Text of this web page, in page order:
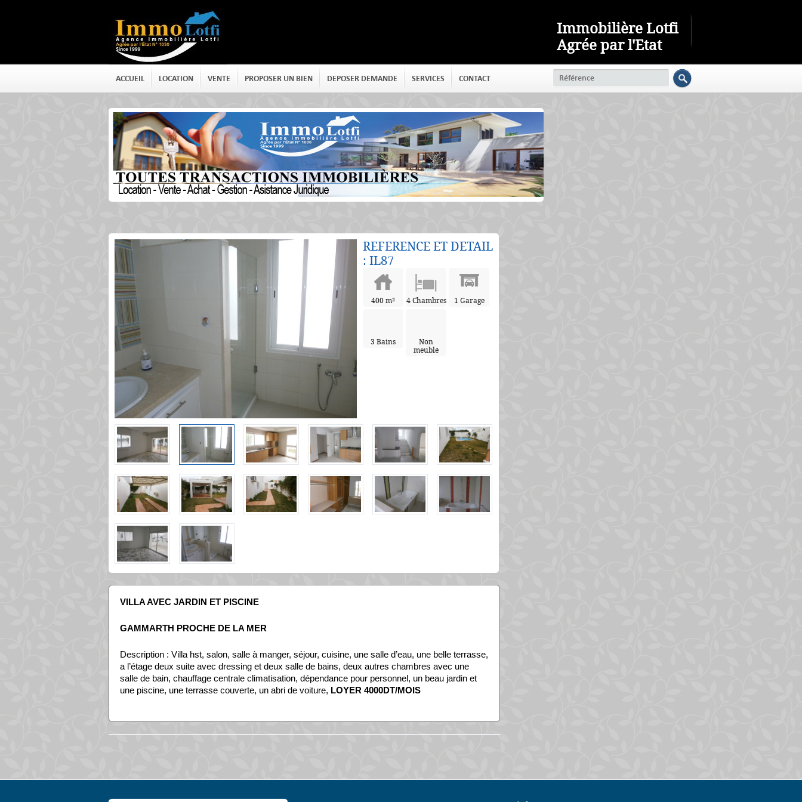
Immobilière Lotfi
Agrée par l'Etat
ACCUEIL LOCATION VENTE PROPOSER UN BIEN DEPOSER DEMANDE SERVICES CONTACT
Détails
REFERENCE ET DETAIL
: IL87
400 m² 4 Chambres 1 Garage
3 Bains
Non
meublé
VILLA AVEC JARDIN ET PISCINE
GAMMARTH PROCHE DE LA MER
Description : Villa hst, salon, salle à manger, séjour, cuisine, une salle d’eau, une belle terrasse,
a l’étage deux suite avec dressing et deux salle de bains, deux autres chambres avec une
salle de bain, chauffage centrale climatisation, dépendance pour personnel, un beau jardin et
une piscine, une terrasse couverte, un abri de voiture, LOYER 4000DT/MOIS